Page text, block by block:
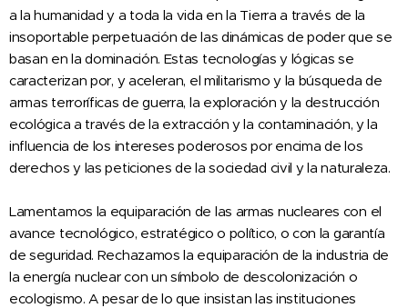
a la humanidad y a toda la vida en la Tierra a través de la
insoportable perpetuación de las dinámicas de poder que se
basan en la dominación. Estas tecnologías y lógicas se
caracterizan por, y aceleran, el militarismo y la búsqueda de
armas terroríficas de guerra, la exploración y la destrucción
ecológica a través de la extracción y la contaminación, y la
influencia de los intereses poderosos por encima de los
derechos y las peticiones de la sociedad civil y la naturaleza.
Lamentamos la equiparación de las armas nucleares con el
avance tecnológico, estratégico o político, o con la garantía
de seguridad. Rechazamos la equiparación de la industria de
la energía nuclear con un símbolo de descolonización o
ecologismo. A pesar de lo que insistan las instituciones